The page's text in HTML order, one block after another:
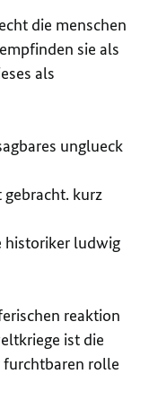
die menschen
sie als
als
unglueck
kurz
historiker ludwig
reaktion
ist die
furchtbaren rolle